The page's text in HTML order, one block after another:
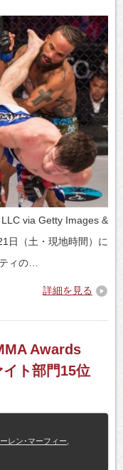
via Getty Images &
日（土・現地時間）に
ィの…
詳細を見る
Awards
ト部門15位
ーレン･マーフィー